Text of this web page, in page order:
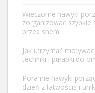
Wieczorne nawyki
zorganizować szybkie
przed snem
Jak utrzymać
techniki i pułapki do
Poranne nawyki
dzień z łatwością i